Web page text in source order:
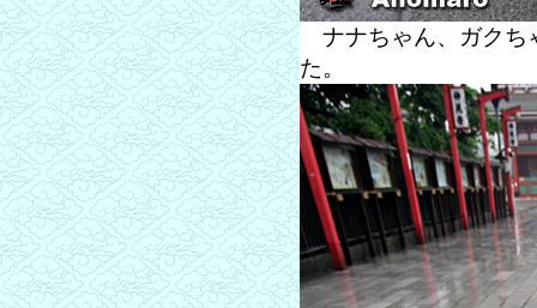
ナナちゃん、ガクち
た。